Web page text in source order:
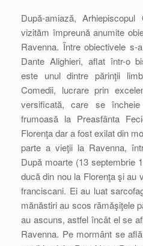
După-amiază,
vizităm împreună anumite
Ravenna. Între obiectivele
Dante Alighieri, aflat într-o
este unul dintre părinţii
Comedii, lucrare prin
versificată, care se
frumoasă la Preasfânta
Florenţa dar a fost exilat din
parte a vieţii la Ravenna,
După moarte (13 septembrie
ducă din nou la Florenţa şi au
franciscani. Ei au luat
mănăstiri au scos rămăşiţele
au ascuns, astfel încât el se
Ravenna. Pe mormânt se